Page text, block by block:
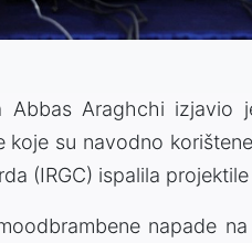
Abbas Araghchi izjavio
su navodno
(IRGC) ispalila
napade